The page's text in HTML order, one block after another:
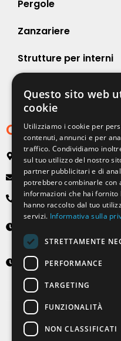
Pergole
Zanzariere
Strutture per interni
Contatti
Via Emilia, 13 20090
+ 39 0239 931 187
Lunedì-Venerdì
8:30 - 12:30 e 14:00 -
Sabato
9:00 - 12:00 (solo su
© 2024 Solartende
Questo sito web
cookie
Utilizziamo i cookie per
contenuti, annunci e per
traffico. Condividiamo
sul tuo utilizzo del nostro
partner pubblicitari e di
potrebbero combinarle con
informazioni che hai fornito
hanno raccolto dal tuo
servizi. Informativa sulla
STRETTAMENTE
PERFORMANCE
TARGETING
FUNZIONALITÀ
NON CLASSIFICATI